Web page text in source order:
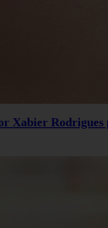
Xabier Rodrigues